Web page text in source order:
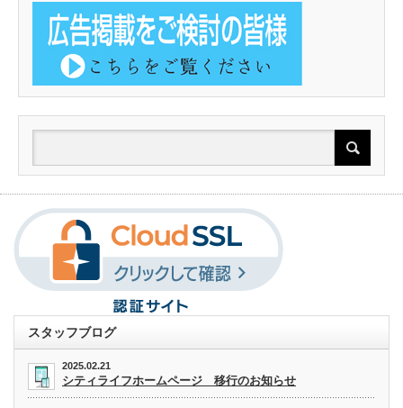
スタッフブログ
2025.02.21
シティライフホームページ 移行のお知らせ